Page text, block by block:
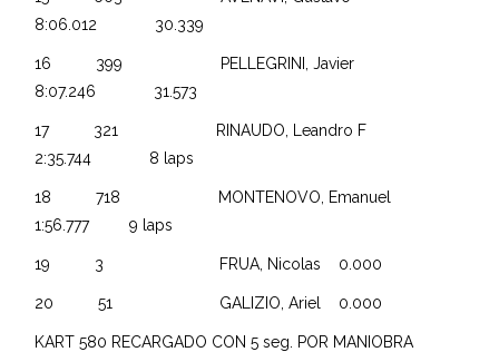
8:06.012 30.339
16 399 PELLEGRINI, Javier
8:07.246 31.573
17 321 RINAUDO, Leandro F
2:35.744 8 laps
18 718 MONTENOVO, Emanuel
1:56.777 9 laps
19 3 FRUA, Nicolas 0.000
20 51 GALIZIO, Ariel 0.000
KART 580 RECARGADO CON 5 seg. POR MANIOBRA